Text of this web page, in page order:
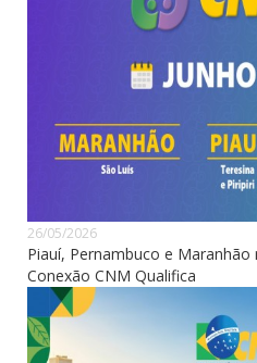
26/05/2026
Piauí, Pernambuco e
Conexão CNM Qualifica